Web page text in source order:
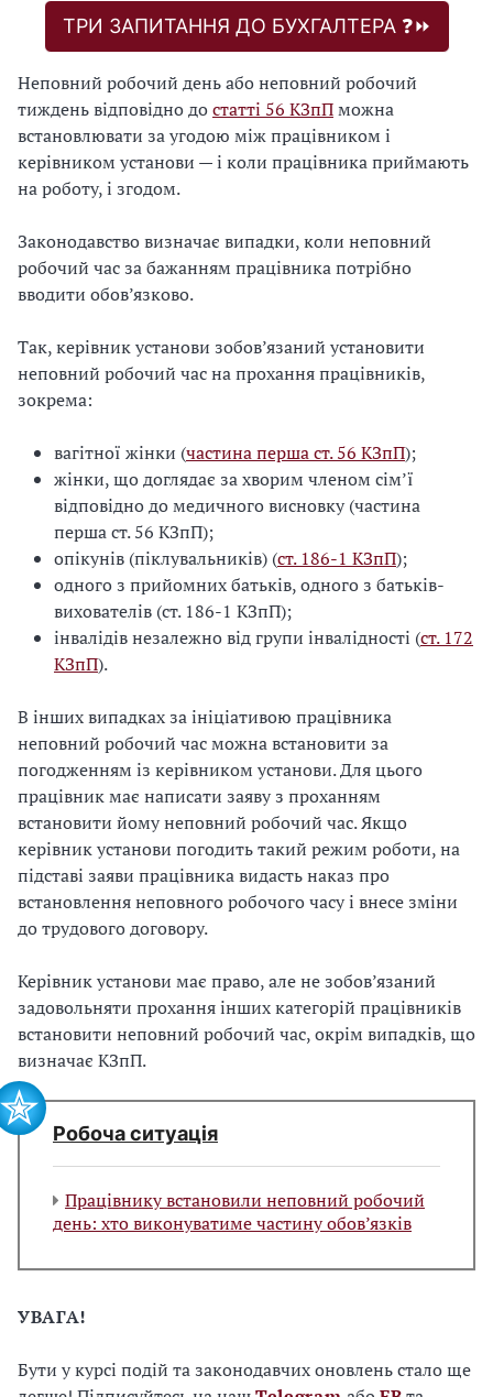
ТРИ ЗАПИТАННЯ ДО БУХГАЛТЕРА ❓⏩
Неповний робочий день або неповний робочий
тиждень відповідно достатті 56 КЗпПможна
встановлювати за угодою між працівником і
керівником установи — і коли працівника приймають
на роботу, і згодом.
Законодавство визначає випадки, коли неповний
робочий час за бажанням працівника потрібно
вводити обов’язково.
Так, керівник установи зобов’язаний установити
неповний робочий час на прохання працівників,
зокрема:
вагітної жінки (частина перша ст. 56 КЗпП);
жінки, що доглядає за хворим членом сім’ї
відповідно до медичного висновку (частина
перша ст. 56 КЗпП);
опікунів (піклувальників) (ст. 186-1 КЗпП);
одного з прийомних батьків, одного з батьків-
вихователів (ст. 186-1 КЗпП);
інвалідів незалежно від групи інвалідності (ст. 172
КЗпП).
В інших випадках за ініціативою працівника
неповний робочий час можна встановити за
погодженням із керівником установи. Для цього
працівник має написати заяву з проханням
встановити йому неповний робочий час. Якщо
керівник установи погодить такий режим роботи, на
підставі заяви працівника видасть наказ про
встановлення неповного робочого часу і внесе зміни
до трудового договору.
Керівник установи має право, але не зобов’язаний
задовольняти прохання інших категорій працівників
встановити неповний робочий час, окрім випадків, що
визначає КЗпП.
Робоча ситуація
Працівнику встановили неповний робочий
день: хто виконуватиме частину обов’язків
УВАГА!
Бути у курсі подій та законодавчих оновлень стало ще